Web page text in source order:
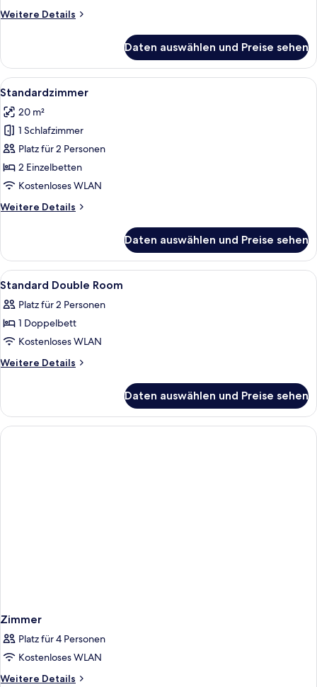
Weitere Details
Weitere
Zimmer
Daten auswählen und Preise sehen
Alle
Fotos
für
Standardzimmer
anzeigen
Ein Hotelzimmer mit Bett,
6
Standardzimmer
20 m²
1 Schlafzimmer
Platz für 2 Personen
2 Einzelbetten
Kostenloses WLAN
Weitere Details
Weitere
Daten auswählen und Preise sehen
Alle
Fotos
für
Standard
Double
Room
Ein Gebäude mit einem gut
2
Standard Double Room
Platz für 2 Personen
1 Doppelbett
Kostenloses WLAN
Weitere Details
Weitere
Double
Room
Daten auswählen und Preise sehen
Zimmer
Platz für 4 Personen
Kostenloses WLAN
Weitere Details
Weitere